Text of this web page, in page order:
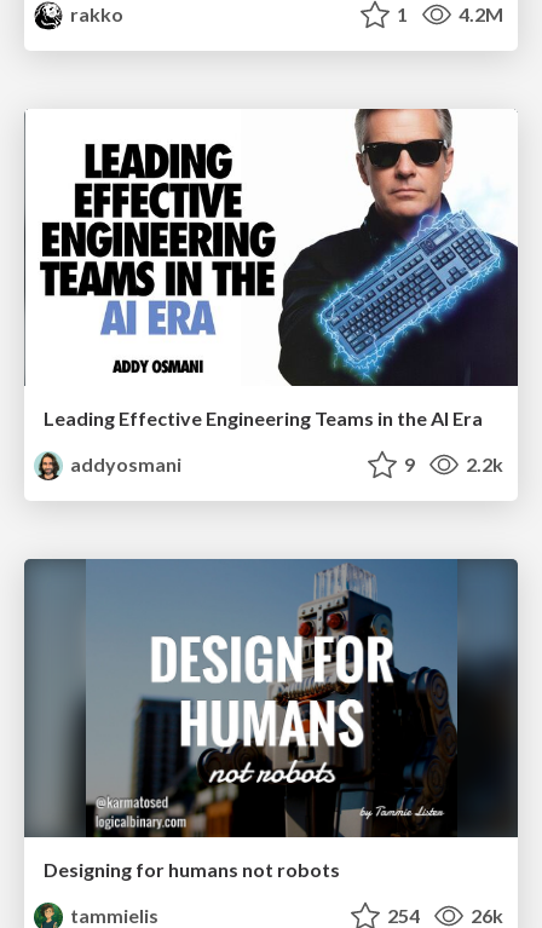
rakko
1 4.2M
Leading Effective Engineering Teams in the AI Era
addyosmani
9 2.2k
Designing for humans not robots
tammielis
254 26k